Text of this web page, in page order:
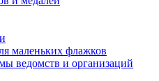
маленьких флажков
ведомств и организаций